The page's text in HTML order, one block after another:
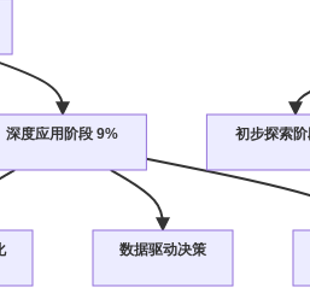
深度应用阶段 9% 初步探索阶
数据驱动决策